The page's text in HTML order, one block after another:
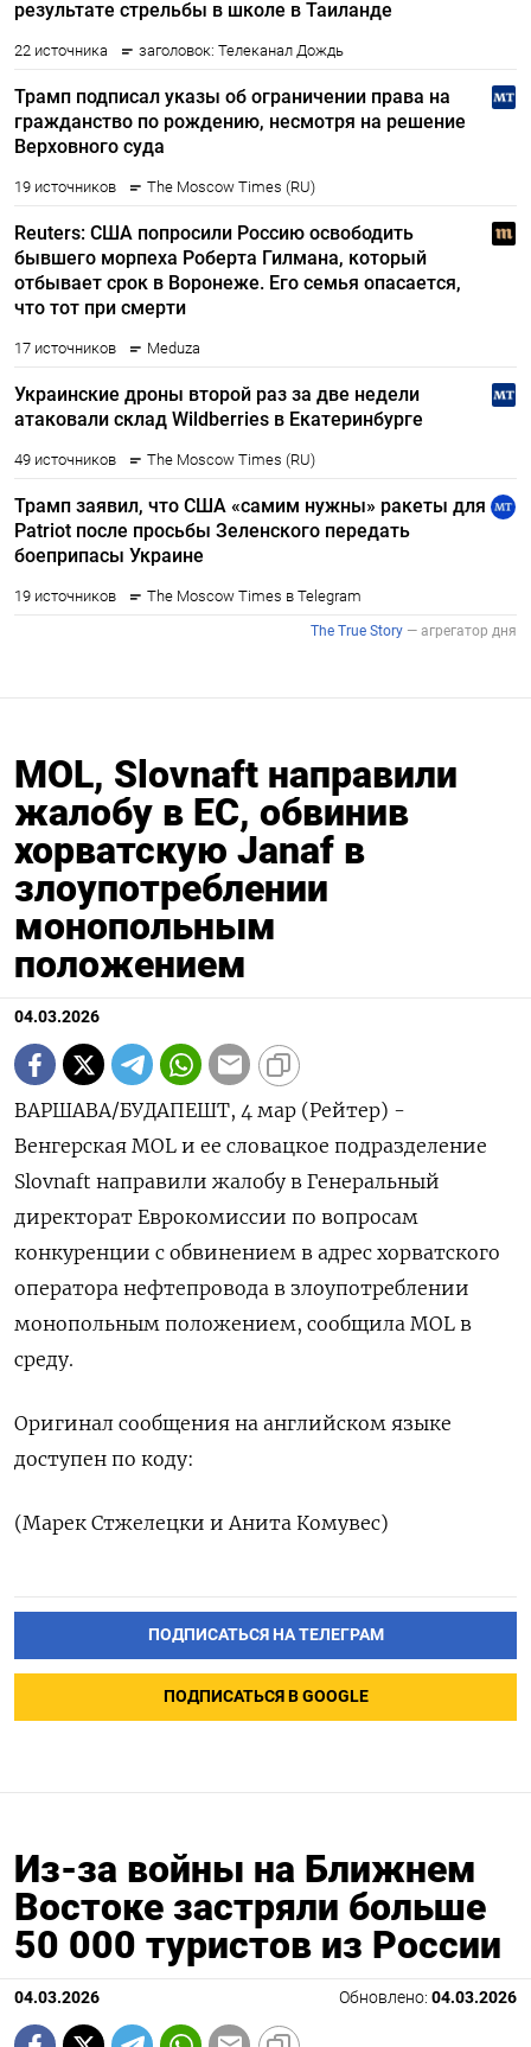
MOL, Slovnaft направили
жалобу в ЕС, обвинив
хорватскую Janaf в
злоупотреблении
монопольным
положением
04.03.2026
ВАРШАВА/БУДАПЕШТ, 4 мар (Рейтер) -
Венгерская ‌MOL и ее ​словацкое подразделение ​
Slovnaft ​направили ⁠жалобу в ‌Генеральный
‌директорат Еврокомиссии по ​вопросам
‌конкуренции ​с обвинением в ‌адрес хорватского
оператора ​нефтепровода в ​злоупотреблении
‌монопольным положением, ​сообщила MOL в
среду.
Оригинал сообщения на ​английском ⁠языке
доступен ‌по ‌коду:
(Марек Стжелецки ​и Анита ‌Комувес)
ПОДПИСАТЬСЯ НА ТЕЛЕГРАМ
ПОДПИСАТЬСЯ В GOOGLE
Из-за войны на Ближнем
Востоке застряли больше
50 000 туристов из России
04.03.2026 Обновлено: 04.03.2026